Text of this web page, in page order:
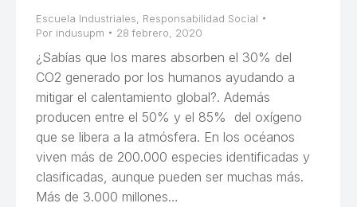
Escuela Industriales, Responsabilidad Social
Por indusupm 28 febrero, 2020
¿Sabías que los mares absorben el 30% del
CO2 generado por los humanos ayudando a
mitigar el calentamiento global?. Además
producen entre el 50% y el 85% del oxígeno
que se libera a la atmósfera. En los océanos
viven más de 200.000 especies identificadas y
clasificadas, aunque pueden ser muchas más.
Más de 3.000 millones…